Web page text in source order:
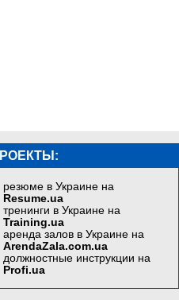
резюме в Украине на
Resume.ua
тренинги в Украине на
Training.ua
аренда залов в Украине на
ArendaZala.com.ua
должностные инструкции на
Profi.ua